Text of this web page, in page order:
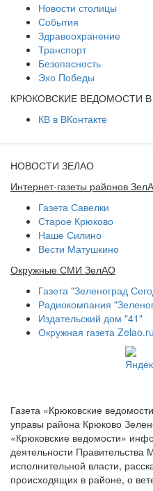
Новости столицы
События
Здравоохранение
Транспорт
Безопасность
Эхо Победы
КРЮКОВСКИЕ ВЕДОМОСТИ
КВ в ВКонтакте
НОВОСТИ ЗЕЛАО
Интернет-газеты районов
Газета Савелки
Старое Крюково
Наше Силино
Вести Матушкино
Окружные СМИ ЗелАО
Газета "Зеленоград
Радиокомпания
Издательский дом "41"
Окружная газета Zelao.ru
Газета «Крюковские
управы района Крюково
«Крюковские ведомости»
деятельности Правительства
исполнительной власти,
происходящих в районе, о